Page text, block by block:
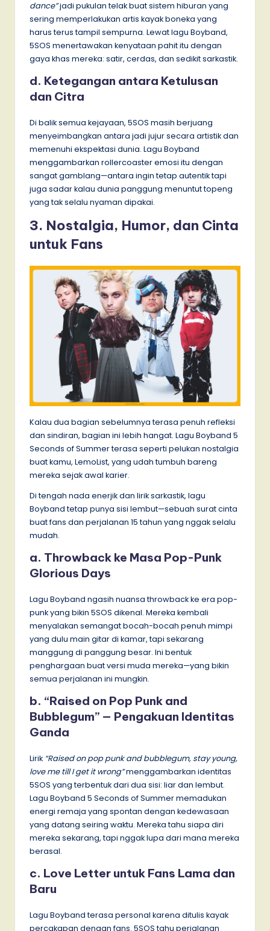
dance”jadi pukulan telak buat sistem hiburan yang
sering memperlakukan artis kayak boneka yang
harus terus tampil sempurna. Lewat lagu Boyband,
5SOS menertawakan kenyataan pahit itu dengan
gaya khas mereka: satir, cerdas, dan sedikit sarkastik.
d. Ketegangan antara Ketulusan
dan Citra
Di balik semua kejayaan, 5SOS masih berjuang
menyeimbangkan antara jadi jujur secara artistik dan
memenuhi ekspektasi dunia. Lagu Boyband
menggambarkan rollercoaster emosi itu dengan
sangat gamblang—antara ingin tetap autentik tapi
juga sadar kalau dunia panggung menuntut topeng
yang tak selalu nyaman dipakai.
3. Nostalgia, Humor, dan Cinta
untuk Fans
Kalau dua bagian sebelumnya terasa penuh refleksi
dan sindiran, bagian ini lebih hangat. Lagu Boyband 5
Seconds of Summer terasa seperti pelukan nostalgia
buat kamu, LemoList, yang udah tumbuh bareng
mereka sejak awal karier.
Di tengah nada enerjik dan lirik sarkastik, lagu
Boyband tetap punya sisi lembut—sebuah surat cinta
buat fans dan perjalanan 15 tahun yang nggak selalu
mudah.
a. Throwback ke Masa Pop-Punk
Glorious Days
Lagu Boyband ngasih nuansa throwback ke era pop-
punk yang bikin 5SOS dikenal. Mereka kembali
menyalakan semangat bocah-bocah penuh mimpi
yang dulu main gitar di kamar, tapi sekarang
manggung di panggung besar. Ini bentuk
penghargaan buat versi muda mereka—yang bikin
semua perjalanan ini mungkin.
b. “Raised on Pop Punk and
Bubblegum” — Pengakuan Identitas
Ganda
Lirik “Raised on pop punk and bubblegum, stay young,
love me till I get it wrong”menggambarkan identitas
5SOS yang terbentuk dari dua sisi: liar dan lembut.
Lagu Boyband 5 Seconds of Summer memadukan
energi remaja yang spontan dengan kedewasaan
yang datang seiring waktu. Mereka tahu siapa diri
mereka sekarang, tapi nggak lupa dari mana mereka
berasal.
c. Love Letter untuk Fans Lama dan
Baru
Lagu Boyband terasa personal karena ditulis kayak
percakapan dengan fans. 5SOS tahu perjalanan